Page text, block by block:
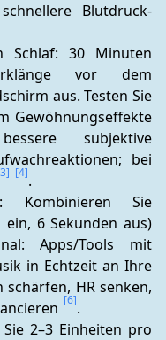
Blutdruck-
Schlaf: 30 Minuten
vor dem
aus. Testen Sie
Gewöhnungseffekte
subjektive
bei
[4].
Kombinieren Sie
6 Sekunden aus)
Apps/Tools mit
in Echtzeit an Ihre
HR senken,
[6].
2–3 Einheiten pro